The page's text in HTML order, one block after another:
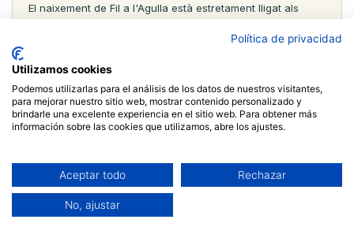
El naixement de Fil a l'Agulla està estretament lligat als
feminismes. Aquest 29 de novembre, en el marc de la
setmana per l'eliminació de les violències masclistes, i com
Feminisme Veus de Fil
Política de privacidad
Utilizamos cookies
Podemos utilizarlas para el análisis de los datos de nuestros visitantes,
para mejorar nuestro sitio web, mostrar contenido personalizado y
brindarle una excelente experiencia en el sitio web. Para obtener más
información sobre las cookies que utilizamos, abre los ajustes.
Aceptar todo Rechazar
No, ajustar